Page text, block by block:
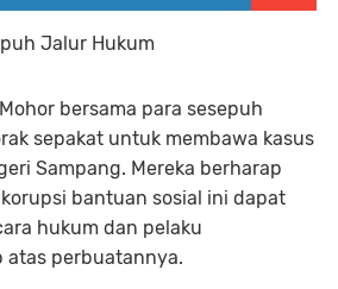
Jalur Hukum
bersama para sesepuh
sepakat untuk membawa kasus
Sampang. Mereka berharap
bantuan sosial ini dapat
hukum dan pelaku
perbuatannya.